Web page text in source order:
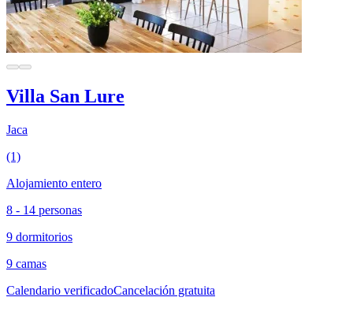
Villa San Lure
Jaca
(1)
Alojamiento entero
8 - 14 personas
9 dormitorios
9 camas
Calendario verificadoCancelación gratuita